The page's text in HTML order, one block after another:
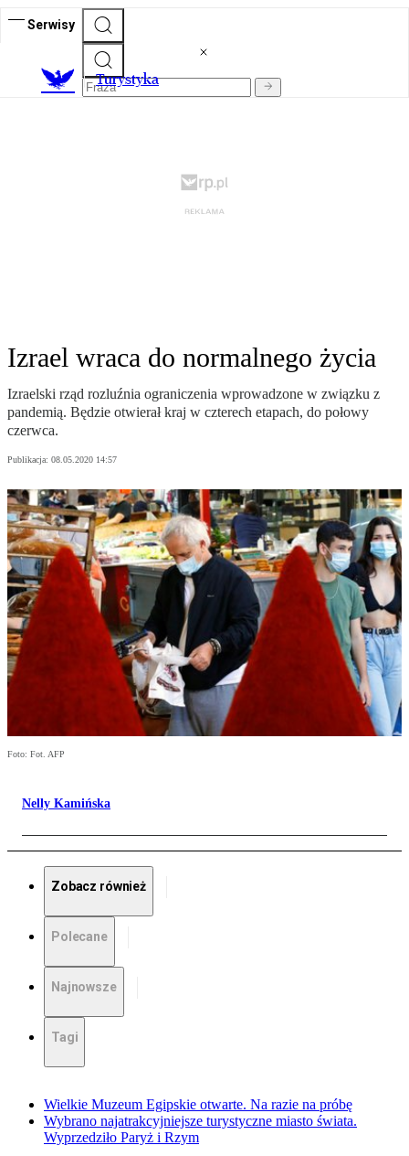
Serwisy
Turystyka
Izrael wraca do normalnego życia
Izraelski rząd rozluźnia ograniczenia wprowadzone w związku z
pandemią. Będzie otwierał kraj w czterech etapach, do połowy
czerwca.
Publikacja: 08.05.2020 14:57
Foto: Fot. AFP
Nelly Kamińska
Zobacz również
Polecane
Najnowsze
Tagi
Wielkie Muzeum Egipskie otwarte. Na razie na próbę
Wybrano najatrakcyjniejsze turystyczne miasto świata.
Wyprzedziło Paryż i Rzym